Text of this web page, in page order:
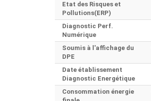
Etat des Risques et
Pollutions(ERP)
Diagnostic Perf.
Numérique
Soumis à l'affichage du
DPE
Date établissement
Diagnostic Energétique
Consommation énergie